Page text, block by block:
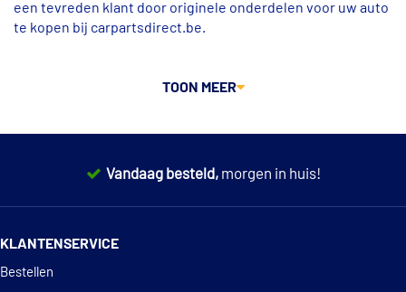
een tevreden klant door originele onderdelen voor uw auto
te kopen bij carpartsdirect.be.
HET BREEDSTE ASSORTIMENT
schokdempers ,ruitenwissers,distributiesets,remschijven
en veel meer voor uw auto.
eenvoudig via de kenteken zoekfunctie. Bij
TOON MEER
Vandaag besteld, morgen in huis!
KLANTENSERVICE
Bestellen